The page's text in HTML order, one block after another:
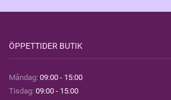
ÖPPETTIDER BUTIK
Måndag: 09:00 - 15:00
Tisdag: 09:00 - 15:00